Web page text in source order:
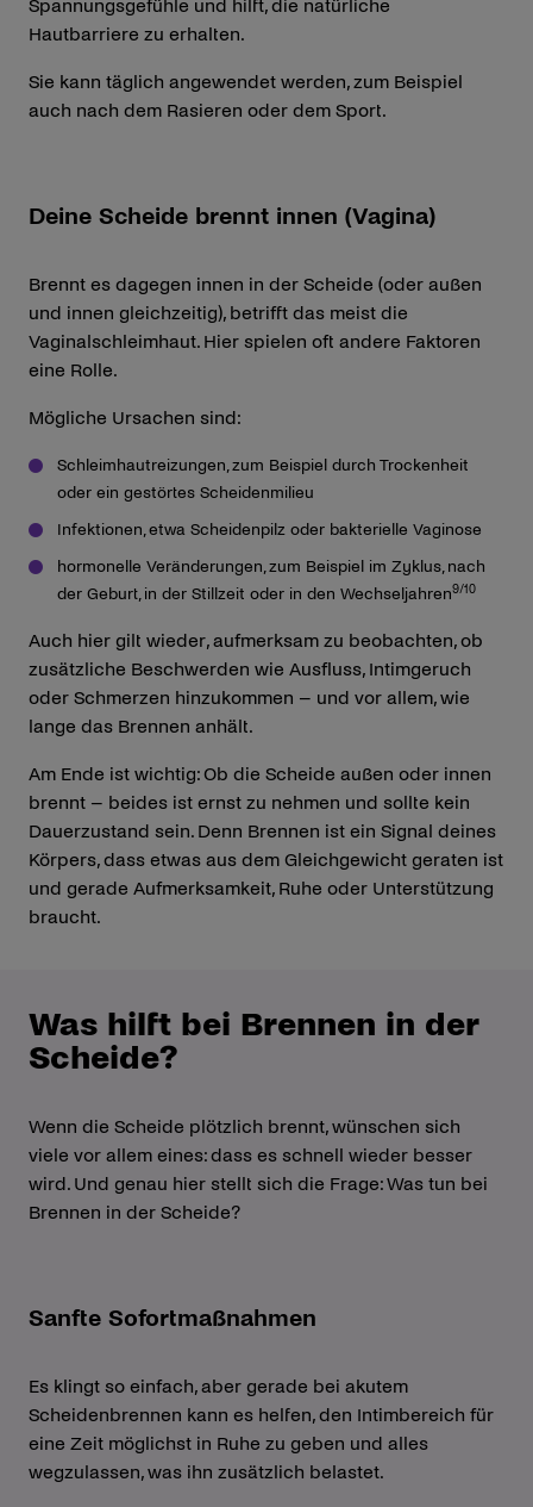
Spannungsgefühle und hilft, die natürliche
Hautbarriere zu erhalten.
Sie kann täglich angewendet werden, zum Beispiel
auch nach dem Rasieren oder dem Sport.
Deine Scheide brennt innen (Vagina)
Brennt es dagegen innen in der Scheide (oder außen
und innen gleichzeitig), betrifft das meist die
Vaginalschleimhaut. Hier spielen oft andere Faktoren
eine Rolle.
Mögliche Ursachen sind:
Schleimhautreizungen, zum Beispiel durch Trockenheit
oder ein gestörtes Scheidenmilieu
Infektionen, etwa Scheidenpilz oder bakterielle Vaginose
hormonelle Veränderungen, zum Beispiel im Zyklus, nach
der Geburt, in der Stillzeit oder in den Wechseljahren9/10
Auch hier gilt wieder, aufmerksam zu beobachten, ob
zusätzliche Beschwerden wie Ausfluss, Intimgeruch
oder Schmerzen hinzukommen – und vor allem, wie
lange das Brennen anhält.
Am Ende ist wichtig: Ob die Scheide außen oder innen
brennt – beides ist ernst zu nehmen und sollte kein
Dauerzustand sein. Denn Brennen ist ein Signal deines
Körpers, dass etwas aus dem Gleichgewicht geraten ist
und gerade Aufmerksamkeit, Ruhe oder Unterstützung
braucht.
Was hilft bei Brennen in der
Scheide?
Wenn die Scheide plötzlich brennt, wünschen sich
viele vor allem eines: dass es schnell wieder besser
wird. Und genau hier stellt sich die Frage: Was tun bei
Brennen in der Scheide?
Sanfte Sofortmaßnahmen
Es klingt so einfach, aber gerade bei akutem
Scheidenbrennen kann es helfen, den Intimbereich für
eine Zeit möglichst in Ruhe zu geben und alles
wegzulassen, was ihn zusätzlich belastet.